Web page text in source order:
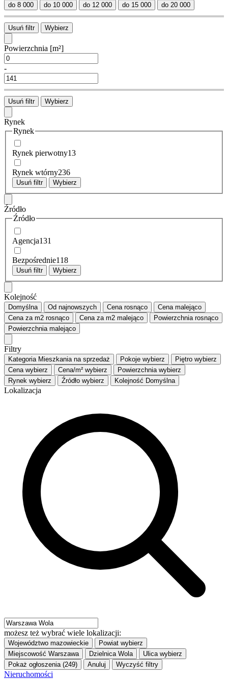
do 8 000 do 10 000 do 12 000 do 15 000 do 20 000
Usuń filtr Wybierz
Powierzchnia [m²]
-
Usuń filtr Wybierz
Rynek
Rynek
Rynek pierwotny13
Rynek wtórny236
Usuń filtr Wybierz
Źródło
Źródło
Agencja131
Bezpośrednie118
Usuń filtr Wybierz
Kolejność
Domyślna Od najnowszych Cena rosnąco Cena malejąco
Cena za m2 rosnąco Cena za m2 malejąco Powierzchnia rosnąco
Powierzchnia malejąco
Filtry
Kategoria Mieszkania na sprzedaż Pokoje wybierz Piętro wybierz
Cena wybierz Cena/m² wybierz Powierzchnia wybierz
Rynek wybierz Źródło wybierz Kolejność Domyślna
Lokalizacja
możesz też wybrać wiele lokalizacji:
Województwo mazowieckie Powiat wybierz
Miejscowość Warszawa Dzielnica Wola Ulica wybierz
Pokaż ogłoszenia (249)
Anuluj Wyczyść filtry
Nieruchomości